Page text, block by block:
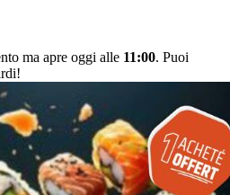
ma apre oggi alle 11:00. Puoi